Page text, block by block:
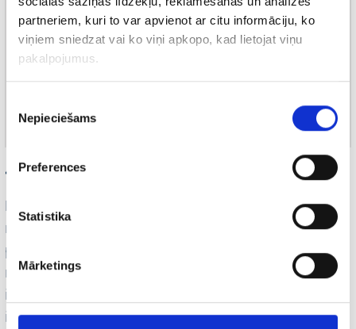
partneriem, kuri to var apvienot ar citu informāciju, ko
viņiem sniedzat vai ko viņi apkopo, kad lietojat viņu
pakalpojumus.
izvēle
Nepieciešams
Preferences
Statistika
Mārketings
4. Elastīgums
Mārketinga eksperti zina, ka lietotājs var arī
neveikt vērtīgo darbību mājaslapā (pirkums,
pieteikums utt.) uzreiz pēc video
noskatīšanās vai arī klikšķa uz reklāmas. Bet
ir ārkārtīgi svarīgi “sildīt” potenciālā klienta
interesi par produktu/akciju, kamēr viņš vēl